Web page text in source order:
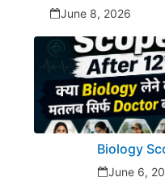
June 8, 2026
Biology
June 6,